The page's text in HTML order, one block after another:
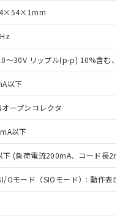
～30V リップル(p-p) 10%含む、
以下
オープンコレクタ
以下
下 (負荷電流200mA、コード長2m
I/Oモード（SIOモード）: 動作表示